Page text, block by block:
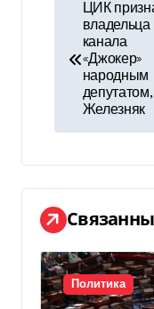
а
ц
и
я
ЦИК
владельца
канала
«Джокер»
народным
Железняк
Политика